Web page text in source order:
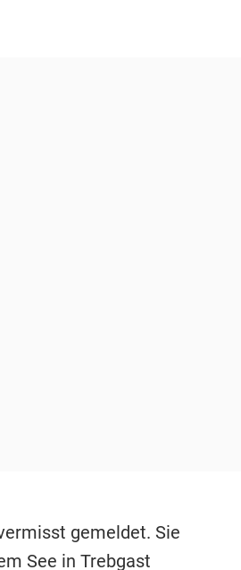
gemeldet. Sie
See in Trebgast